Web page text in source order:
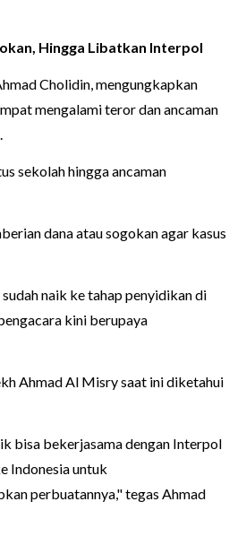
Hingga Libatkan Interpol
Cholidin, mengungkapkan
mengalami teror dan ancaman
sekolah hingga ancaman
dana atau sogokan agar kasus
naik ke tahap penyidikan di
kini berupaya
Ahmad Al Misry saat ini diketahui
bisa bekerjasama dengan Interpol
Indonesia untuk
perbuatannya," tegas Ahmad